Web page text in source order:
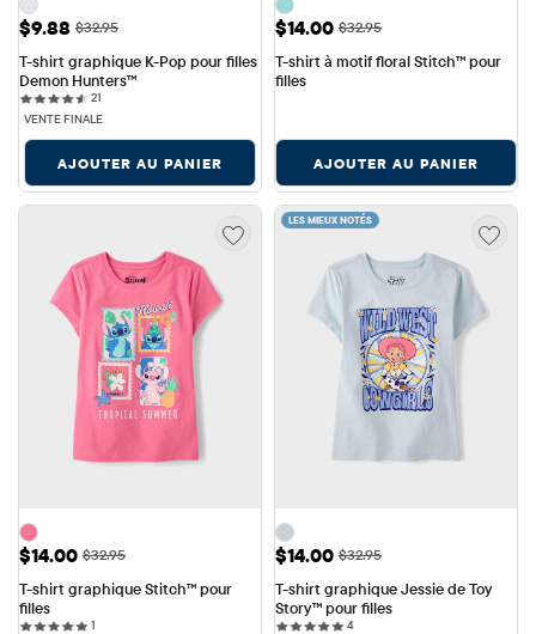
Prix ​​de vente: $9.88
$9.88 Prix ​​d'origine: $32.95
$32.95
T-shirt graphique K-Pop pour filles
Demon Hunters™
21
VENTE FINALE
AJOUTER AU PANIER
Prix ​​de vente: $14.00
$14.00 Prix ​​d'origine: $32.95
$32.95
T-shirt à motif floral Stitch™ pour
filles
AJOUTER AU PANIER
Prix ​​de vente: $14.00
$14.00 Prix ​​d'origine: $32.95
$32.95
T-shirt graphique Stitch™ pour
filles
1
LES MIEUX NOTÉS
Prix ​​de vente: $14.00
$14.00 Prix ​​d'origine: $32.95
$32.95
T-shirt graphique Jessie de Toy
Story™ pour filles
44 reviews